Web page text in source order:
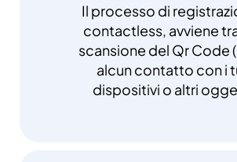
Il processo di
contactless, avviene
scansione del Qr Code
alcun contatto con i
dispositivi o altri